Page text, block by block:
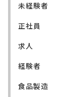
未経験者
正社員
求人
経験者
食品製造